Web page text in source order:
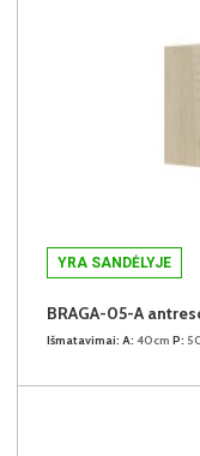
YRA SANDĖLYJE
BRAGA-05-A
Išmatavimai: A: 40cm P: